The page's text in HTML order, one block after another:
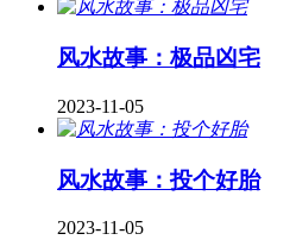
风水故事：极品凶宅
2023-11-05
风水故事：投个好胎
2023-11-05